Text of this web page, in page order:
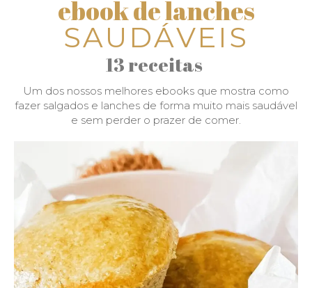
ebook de lanches
SAUDÁVEIS
13 receitas
Um dos nossos melhores ebooks que mostra como
fazer salgados e lanches de forma muito mais saudável
e sem perder o prazer de comer.